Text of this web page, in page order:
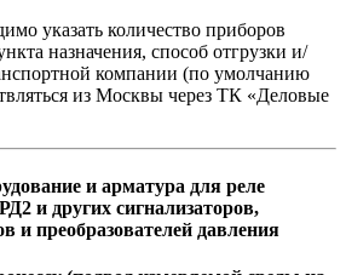
указать количество приборов
назначения, способ отгрузки и/
компании (по умолчанию
из Москвы через ТК «Деловые
и арматура для реле
и других сигнализаторов,
и преобразователей давления